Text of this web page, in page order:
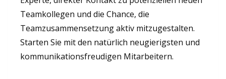
Teamkollegen und die Chance, die
Teamzusammensetzung aktiv mitzugestalten.
Starten Sie mit den natürlich neugierigsten und
kommunikationsfreudigen Mitarbeitern.